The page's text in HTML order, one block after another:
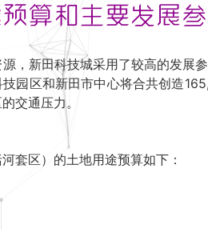
算和主要发展
，新田科技城采用了较高的发
园区和新田市中心将合共创造
交通压力。
套区）的土地用途预算如下：